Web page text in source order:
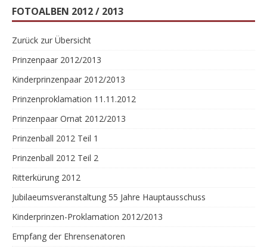
FOTOALBEN 2012 / 2013
Zurück zur Übersicht
Prinzenpaar 2012/2013
Kinderprinzenpaar 2012/2013
Prinzenproklamation 11.11.2012
Prinzenpaar Ornat 2012/2013
Prinzenball 2012 Teil 1
Prinzenball 2012 Teil 2
Ritterkürung 2012
Jubilaeumsveranstaltung 55 Jahre Hauptausschuss
Kinderprinzen-Proklamation 2012/2013
Empfang der Ehrensenatoren